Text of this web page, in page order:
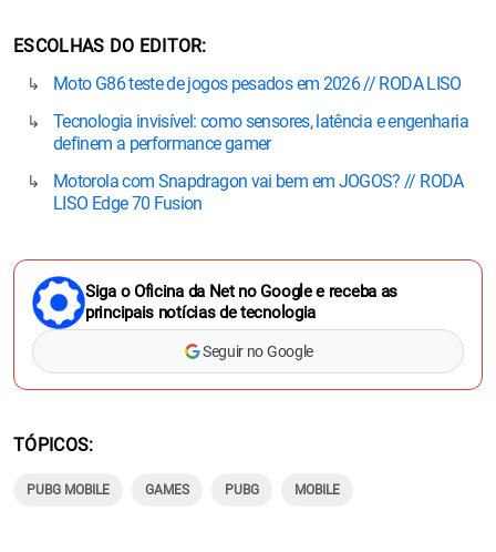
ESCOLHAS DO EDITOR
Moto G86 teste de jogos pesados em 2026 // RODA LISO
Tecnologia invisível: como sensores, latência e engenharia
definem a performance gamer
Motorola com Snapdragon vai bem em JOGOS? // RODA
LISO Edge 70 Fusion
Siga o Oficina da Net no Google e receba as
principais notícias de tecnologia
Seguir no Google
TÓPICOS
PUBG MOBILE GAMES PUBG MOBILE